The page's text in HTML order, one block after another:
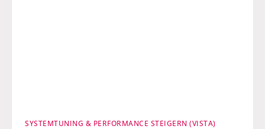
SYSTEMTUNING & PERFORMANCE STEIGERN (VISTA)